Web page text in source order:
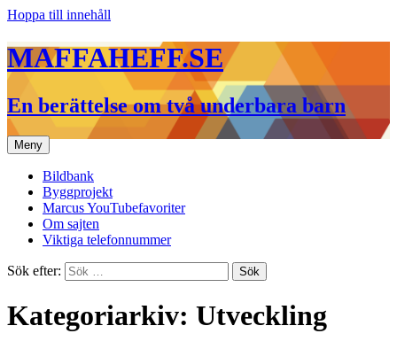
Hoppa till innehåll
MAFFAHEFF.SE
En berättelse om två underbara barn
Meny
Bildbank
Byggprojekt
Marcus YouTubefavoriter
Om sajten
Viktiga telefonnummer
Sök efter:
Kategoriarkiv: Utveckling